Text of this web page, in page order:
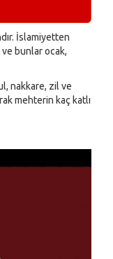
İslamiyetten
bunlar ocak,
nakkare, zil ve
mehterin kaç katlı